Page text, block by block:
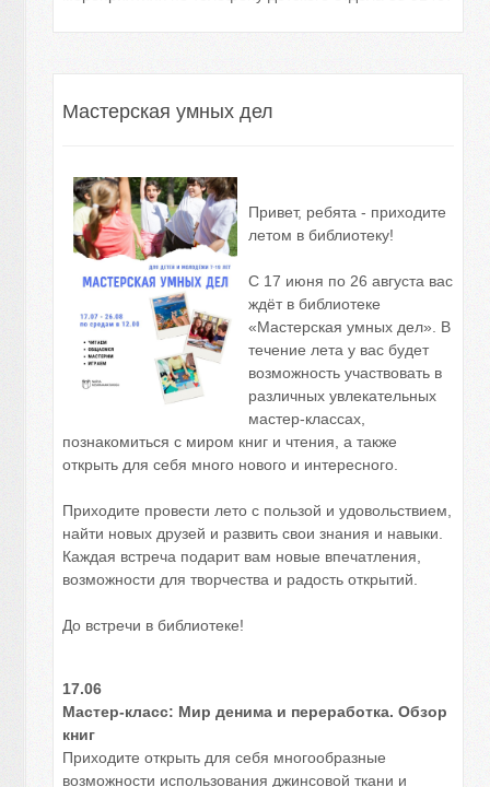
Мастерская умных дел
Привет, ребята - приходите
летом в библиотеку!
С 17 июня по 26 августа вас
ждёт в библиотеке
«Мастерская умных дел». В
течение лета у вас будет
возможность участвовать в
различных увлекательных
мастер-классах,
познакомиться с миром книг и чтения, а также
открыть для себя много нового и интересного.
Приходите провести лето с пользой и удовольствием,
найти новых друзей и развить свои знания и навыки.
Каждая встреча подарит вам новые впечатления,
возможности для творчества и радость открытий.
До встречи в библиотеке!
17.06
Мастер-класс: Мир денима и переработка. Обзор
книг
Приходите открыть для себя многообразные
возможности использования джинсовой ткани и